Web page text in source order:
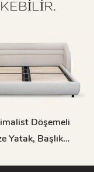
Döşemeli
Yatak, Başlık